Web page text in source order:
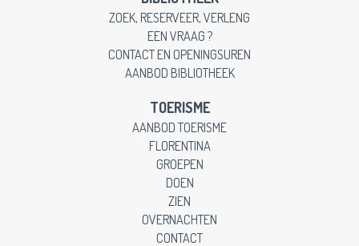
ZOEK, RESERVEER, VERLENG
EEN VRAAG ?
CONTACT EN OPENINGSUREN
AANBOD BIBLIOTHEEK
TOERISME
AANBOD TOERISME
FLORENTINA
GROEPEN
DOEN
ZIEN
OVERNACHTEN
CONTACT